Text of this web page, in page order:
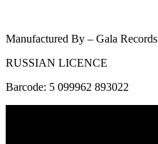
Manufactured By – Gala Records
RUSSIAN LICENCE
Barcode: 5 099962 893022